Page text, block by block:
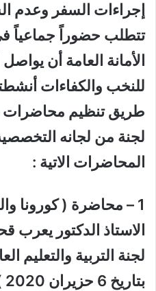
إجراءات السفر وعدم
تتطلب حضوراً جماعياً
الأمانة العامة أن
للنخب والكفاءات
طريق تنظيم محاضرات
لجنة من لجانه
المحاضرات الاتية :
1 – محاضرة ( كورونا
الاستاذ الدكتور
لجنة التربية والتعليم
بتاريخ 6 حزيران 2020 ).